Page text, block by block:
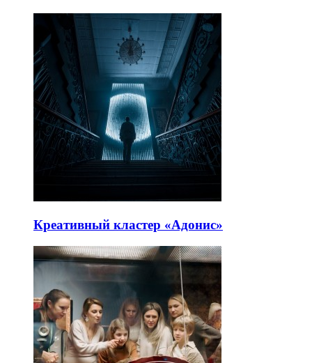
Креативный кластер «Адонис»